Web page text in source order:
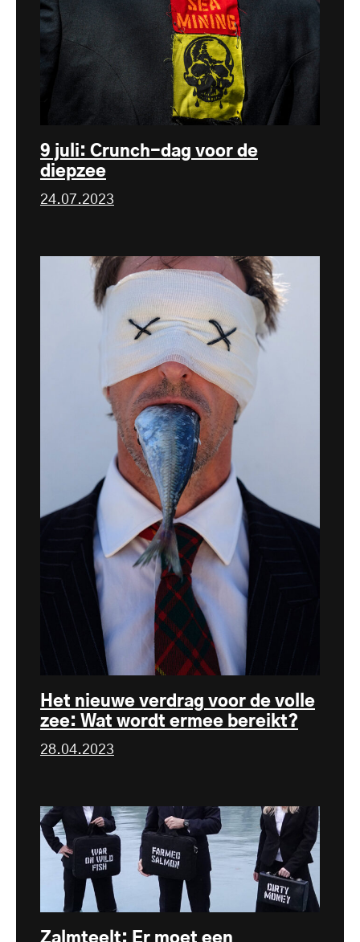
9 juli: Crunch-dag voor de
diepzee
24.07.2023
Het nieuwe verdrag voor de volle
zee: Wat wordt ermee bereikt?
28.04.2023
Zalmteelt: Er moet een